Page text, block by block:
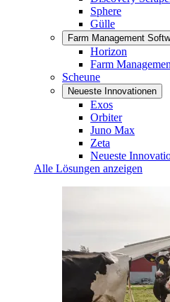
Sphere
Gülle
Farm Management
Horizon
Farm
Scheune
Neueste Innovationen
Exos
Orbiter
Juno Max
Zeta
Neueste
Alle Lösungen anzeigen